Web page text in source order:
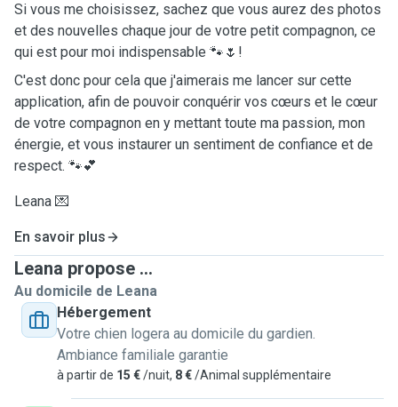
Si vous me choisissez, sachez que vous aurez des photos
et des nouvelles chaque jour de votre petit compagnon, ce
qui est pour moi indispensable 🐾🌷!
C'est donc pour cela que j'aimerais me lancer sur cette
application, afin de pouvoir conquérir vos cœurs et le cœur
de votre compagnon en y mettant toute ma passion, mon
énergie, et vous instaurer un sentiment de confiance et de
respect. 🐾💕
Leana 💌
En savoir plus
Leana propose ...
Au domicile de Leana
Hébergement
Votre chien logera au domicile du gardien.
Ambiance familiale garantie
à partir de 15 €/nuit, 8 €/Animal supplémentaire